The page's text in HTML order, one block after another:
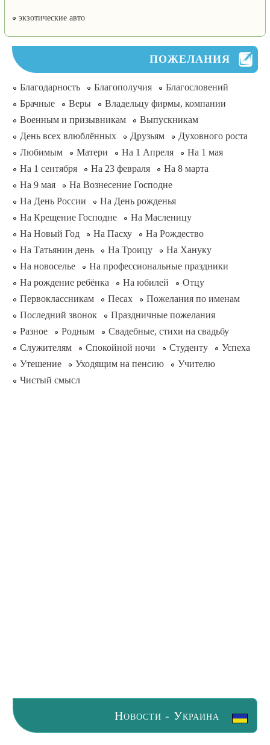
экзотические авто
ПОЖЕЛАНИЯ
Благодарность Благополучия
Благословений
Брачные
Веры
Владельцу фирмы, компании
Военным и призывникам
Выпускникам
День всех влюблённых
Друзьям
Духовного роста
Любимым
Матери На 1 Апреля
На 1 мая
На 1 сентября
На 23 февраля
На 8 марта
На 9 мая
На Вознесение Господне
На День России
На День рожденья
На Крещение Господне
На Масленицу
На Новый Год
На Пасху
На Рождество
На Татьянин день
На Троицу
На Хануку
На новоселье
На профессиональные праздники
На рождение ребёнка
На юбилей
Отцу
Первоклассникам
Песах
Пожелания по именам
Последний звонок
Праздничные пожелания
Разное
Родным
Свадебные, стихи на свадьбу
Служителям
Спокойной ночи Студенту
Успеха
Утешение
Уходящим на пенсию
Учителю
Чистый смысл
Новости - Украина